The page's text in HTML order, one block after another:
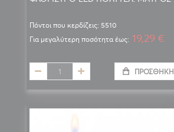
Πόντοι που κερδίζεις: 5510
Για μεγαλύτερη ποσότητα έως: 19,29 €
ΠΡΟΣΘΉΚΗ